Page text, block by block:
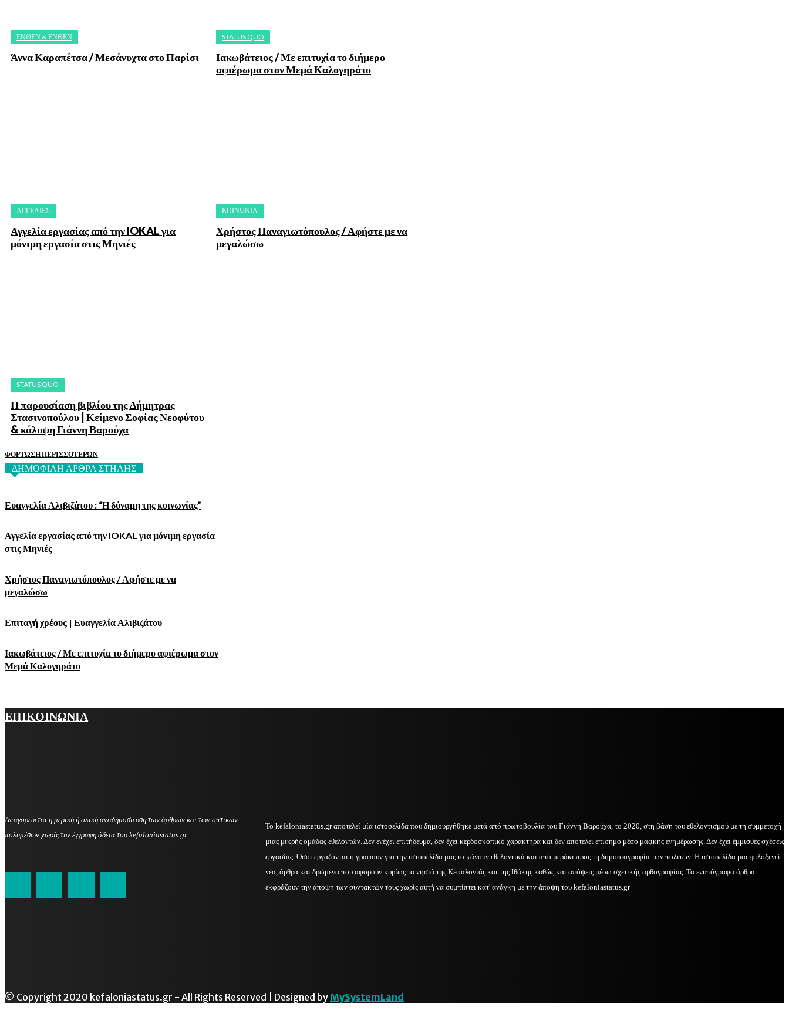
ΈΝΘΕΝ & ΈΝΘΕΝ
Άννα Καραπέτσα / Μεσάνυχτα στο Παρίσι
STATUS QUO
Ιακωβάτειος / Με επιτυχία το διήμερο
αφιέρωμα στον Μεμά Καλογηράτο
ΑΓΓΕΛΙΕΣ
Αγγελία εργασίας από την IOKAL για
μόνιμη εργασία στις Μηνιές
ΚΟΙΝΩΝΙΑ
Χρήστος Παναγιωτόπουλος / Αφήστε με να
μεγαλώσω
STATUS QUO
Η παρουσίαση βιβλίου της Δήμητρας
Στασινοπούλου | Κείμενο Σοφίας Νεοφύτου
& κάλυψη Γιάννη Βαρούχα
ΦΌΡΤΩΣΗ ΠΕΡΙΣΣΟΤΈΡΩΝ
ΔΗΜΟΦΙΛΗ ΑΡΘΡΑ ΣΤΗΛΗΣ
Ευαγγελία Αλιβιζάτου : “Η δύναμη της κοινωνίας”
Αγγελία εργασίας από την IOKAL για μόνιμη εργασία
στις Μηνιές
Χρήστος Παναγιωτόπουλος / Αφήστε με να
μεγαλώσω
Επιταγή χρέους | Ευαγγελία Αλιβιζάτου
Ιακωβάτειος / Με επιτυχία το διήμερο αφιέρωμα στον
Μεμά Καλογηράτο
ΕΠΙΚΟΙΝΩΝΙΑ
Απαγορεύεται η μερική ή ολική αναδημοσίευση των άρθρων και των οπτικών
πολυμέσων χωρίς την έγγραφη άδεια του kefaloniastatus.gr
kefaloniastatus@gmail.com
Το kefaloniastatus.gr αποτελεί μία ιστοσελίδα που δημιουργήθηκε μετά από πρωτοβουλία του Γιάννη Βαρούχα, το 2020, στη βάση του εθελοντισμού με τη συμμετοχή
μιας μικρής ομάδας εθελοντών. Δεν ενέχει επιτήδευμα, δεν έχει κερδοσκοπικό χαρακτήρα και δεν αποτελεί επίσημο μέσο μαζικής ενημέρωσης. Δεν έχει έμμισθες σχέσεις
εργασίας. Όσοι εργάζονται ή γράφουν για την ιστοσελίδα μας το κάνουν εθελοντικά και από μεράκι προς τη δημοσιογραφία των πολιτών. Η ιστοσελίδα μας φιλοξενεί
νέα, άρθρα και δρώμενα που αφορούν κυρίως τα νησιά της Κεφαλονιάς και της Ιθάκης καθώς και απόψεις μέσω σχετικής αρθογραφίας. Τα ενυπόγραφα άρθρα
εκφράζουν την άποψη των συντακτών τους χωρίς αυτή να συμπίπτει κατ' ανάγκη με την άποψη του kefaloniastatus.gr
© Copyright 2020 kefaloniastatus.gr - All Rights Reserved | Designed by MySystemLand